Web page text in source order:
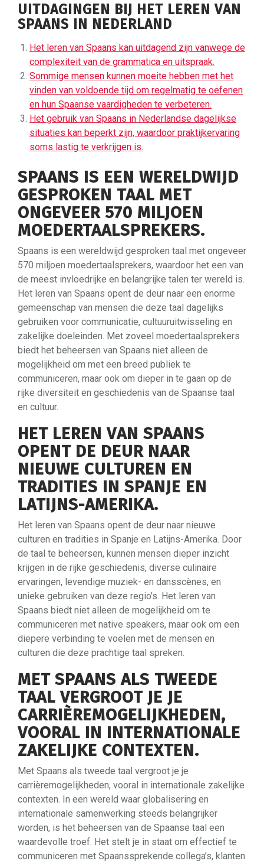
UITDAGINGEN BIJ HET LEREN VAN
SPAANS IN NEDERLAND
Het leren van Spaans kan uitdagend zijn vanwege de
complexiteit van de grammatica en uitspraak.
Sommige mensen kunnen moeite hebben met het
vinden van voldoende tijd om regelmatig te oefenen
en hun Spaanse vaardigheden te verbeteren.
Het gebruik van Spaans in Nederlandse dagelijkse
situaties kan beperkt zijn, waardoor praktijkervaring
soms lastig te verkrijgen is.
SPAANS IS EEN WERELDWIJD
GESPROKEN TAAL MET
ONGEVEER 570 MILJOEN
MOEDERTAALSPREKERS.
Spaans is een wereldwijd gesproken taal met ongeveer
570 miljoen moedertaalsprekers, waardoor het een van
de meest invloedrijke en belangrijke talen ter wereld is.
Het leren van Spaans opent de deur naar een enorme
gemeenschap van mensen die deze taal dagelijks
gebruiken voor communicatie, cultuuruitwisseling en
zakelijke doeleinden. Met zoveel moedertaalsprekers
biedt het beheersen van Spaans niet alleen de
mogelijkheid om met een breed publiek te
communiceren, maar ook om dieper in te gaan op de
rijke diversiteit en geschiedenis van de Spaanse taal
en cultuur.
HET LEREN VAN SPAANS
OPENT DE DEUR NAAR
NIEUWE CULTUREN EN
TRADITIES IN SPANJE EN
LATIJNS-AMERIKA.
Het leren van Spaans opent de deur naar nieuwe
culturen en tradities in Spanje en Latijns-Amerika. Door
de taal te beheersen, kunnen mensen dieper inzicht
krijgen in de rijke geschiedenis, diverse culinaire
ervaringen, levendige muziek- en dansscènes, en
unieke gebruiken van deze regio’s. Het leren van
Spaans biedt niet alleen de mogelijkheid om te
communiceren met native speakers, maar ook om een
diepere verbinding te voelen met de mensen en
culturen die deze prachtige taal spreken.
MET SPAANS ALS TWEEDE
TAAL VERGROOT JE JE
CARRIÈREMOGELIJKHEDEN,
VOORAL IN INTERNATIONALE
ZAKELIJKE CONTEXTEN.
Met Spaans als tweede taal vergroot je je
carrièremogelijkheden, vooral in internationale zakelijke
contexten. In een wereld waar globalisering en
internationale samenwerking steeds belangrijker
worden, is het beheersen van de Spaanse taal een
waardevolle troef. Het stelt je in staat om effectief te
communiceren met Spaanssprekende collega’s, klanten